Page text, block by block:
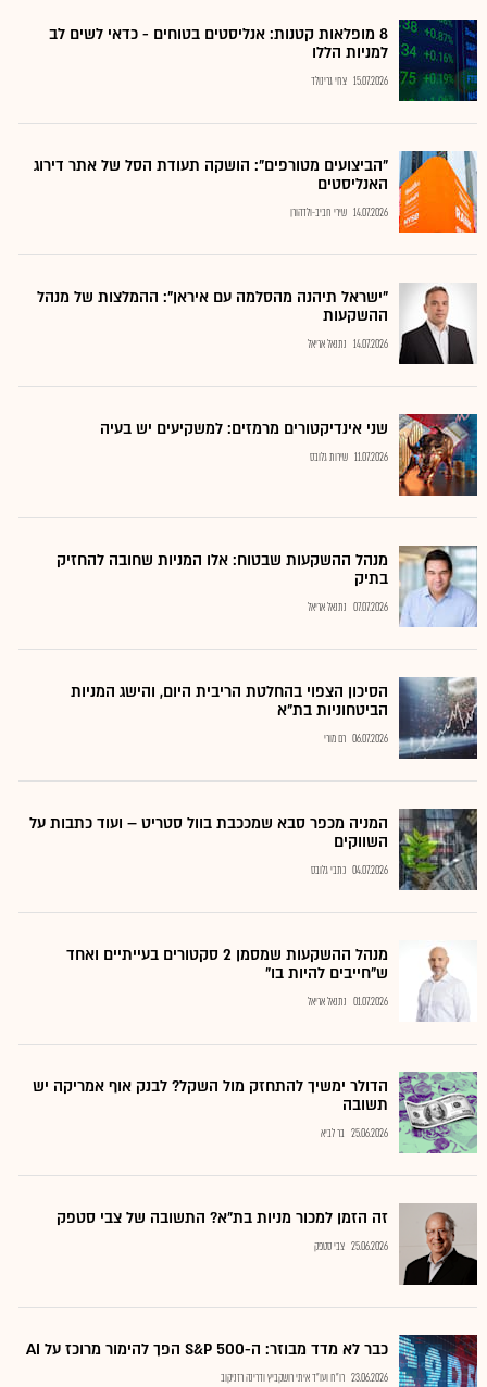
8 מופלאות קטנות: אנליסטים בטוחים - כדאי לשים לב
למניות הללו
15.07.2026 צחי גרינולד
"הביצועים מטורפים": הושקה תעודת הסל של אתר דירוג
האנליסטים
14.07.2026 שירי חביב-ולדהורן
"ישראל תיהנה מהסלמה עם איראן": ההמלצות של מנהל
ההשקעות
14.07.2026 נתנאל אריאל
שני אינדיקטורים מרמזים: למשקיעים יש בעיה
11.07.2026 שירות גלובס
מנהל ההשקעות שבטוח: אלו המניות שחובה להחזיק
בתיק
07.07.2026 נתנאל אריאל
הסיכון הצפוי בהחלטת הריבית היום, והישג המניות
הביטחוניות בת"א
06.07.2026 רם מורי
המניה מכפר סבא שמככבת בוול סטריט – ועוד כתבות על
השווקים
04.07.2026 כתבי גלובס
מנהל ההשקעות שמסמן 2 סקטורים בעייתיים ואחד
ש"חייבים להיות בו"
01.07.2026 נתנאל אריאל
הדולר ימשיך להתחזק מול השקל? לבנק אוף אמריקה יש
תשובה
25.06.2026 בר לביא
זה הזמן למכור מניות בת"א? התשובה של צבי סטפק
25.06.2026 צבי סטפק
כבר לא מדד מבוזר: ה-S&P 500 הפך להימור מרוכז על AI
23.06.2026 רו"ח ועו"ד איתי רושקביץ ודרינה רזניקוב